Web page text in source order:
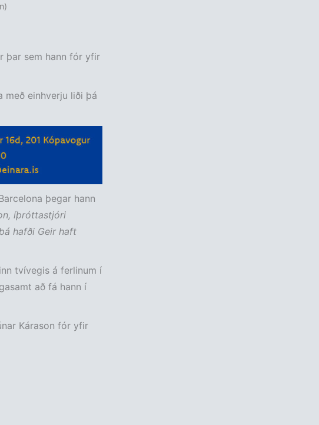
þar sem hann fór yfir
einhverju liði þá
þegar hann
íþróttastjóri
hafði Geir haft
tvívegis á ferlinum í
að fá hann í
Kárason fór yfir